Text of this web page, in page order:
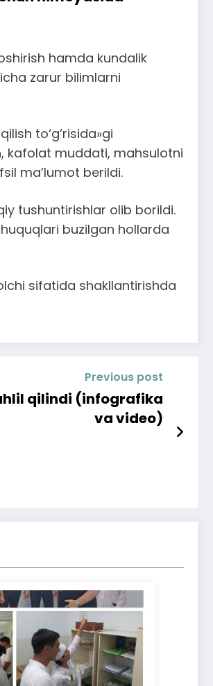
hamda kundalik
zarur bilimlarni
to‘g‘risida»gi
kafolat muddati, mahsulotni
ma’lumot berildi.
tushuntirishlar olib borildi.
buzilgan hollarda
sifatida shakllantirishda
Previous post
qilindi (infografika
va video)